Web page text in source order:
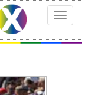
Toggle